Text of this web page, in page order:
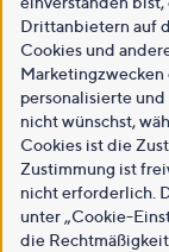
Drittanbietern auf
Cookies und
Marketingzwecken
personalisierte
nicht wünschst,
Cookies ist die
Zustimmung ist
nicht erforderlich.
unter „Cookie-
die